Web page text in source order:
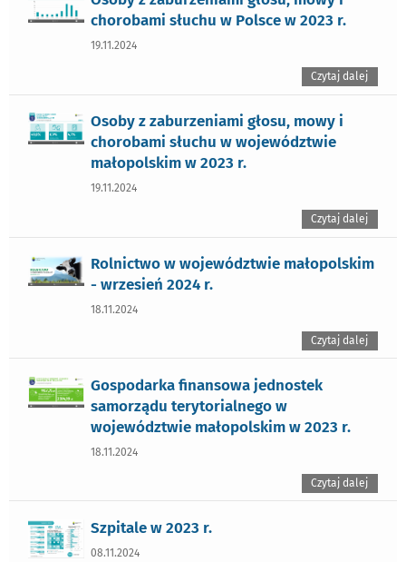
chorobami słuchu w Polsce w 2023 r.
19.11.2024
Czytaj dalej
Osoby z zaburzeniami głosu, mowy i
chorobami słuchu w województwie
małopolskim w 2023 r.
19.11.2024
Czytaj dalej
Rolnictwo w województwie małopolskim
- wrzesień 2024 r.
18.11.2024
Czytaj dalej
Gospodarka finansowa jednostek
samorządu terytorialnego w
województwie małopolskim w 2023 r.
18.11.2024
Czytaj dalej
Szpitale w 2023 r.
08.11.2024